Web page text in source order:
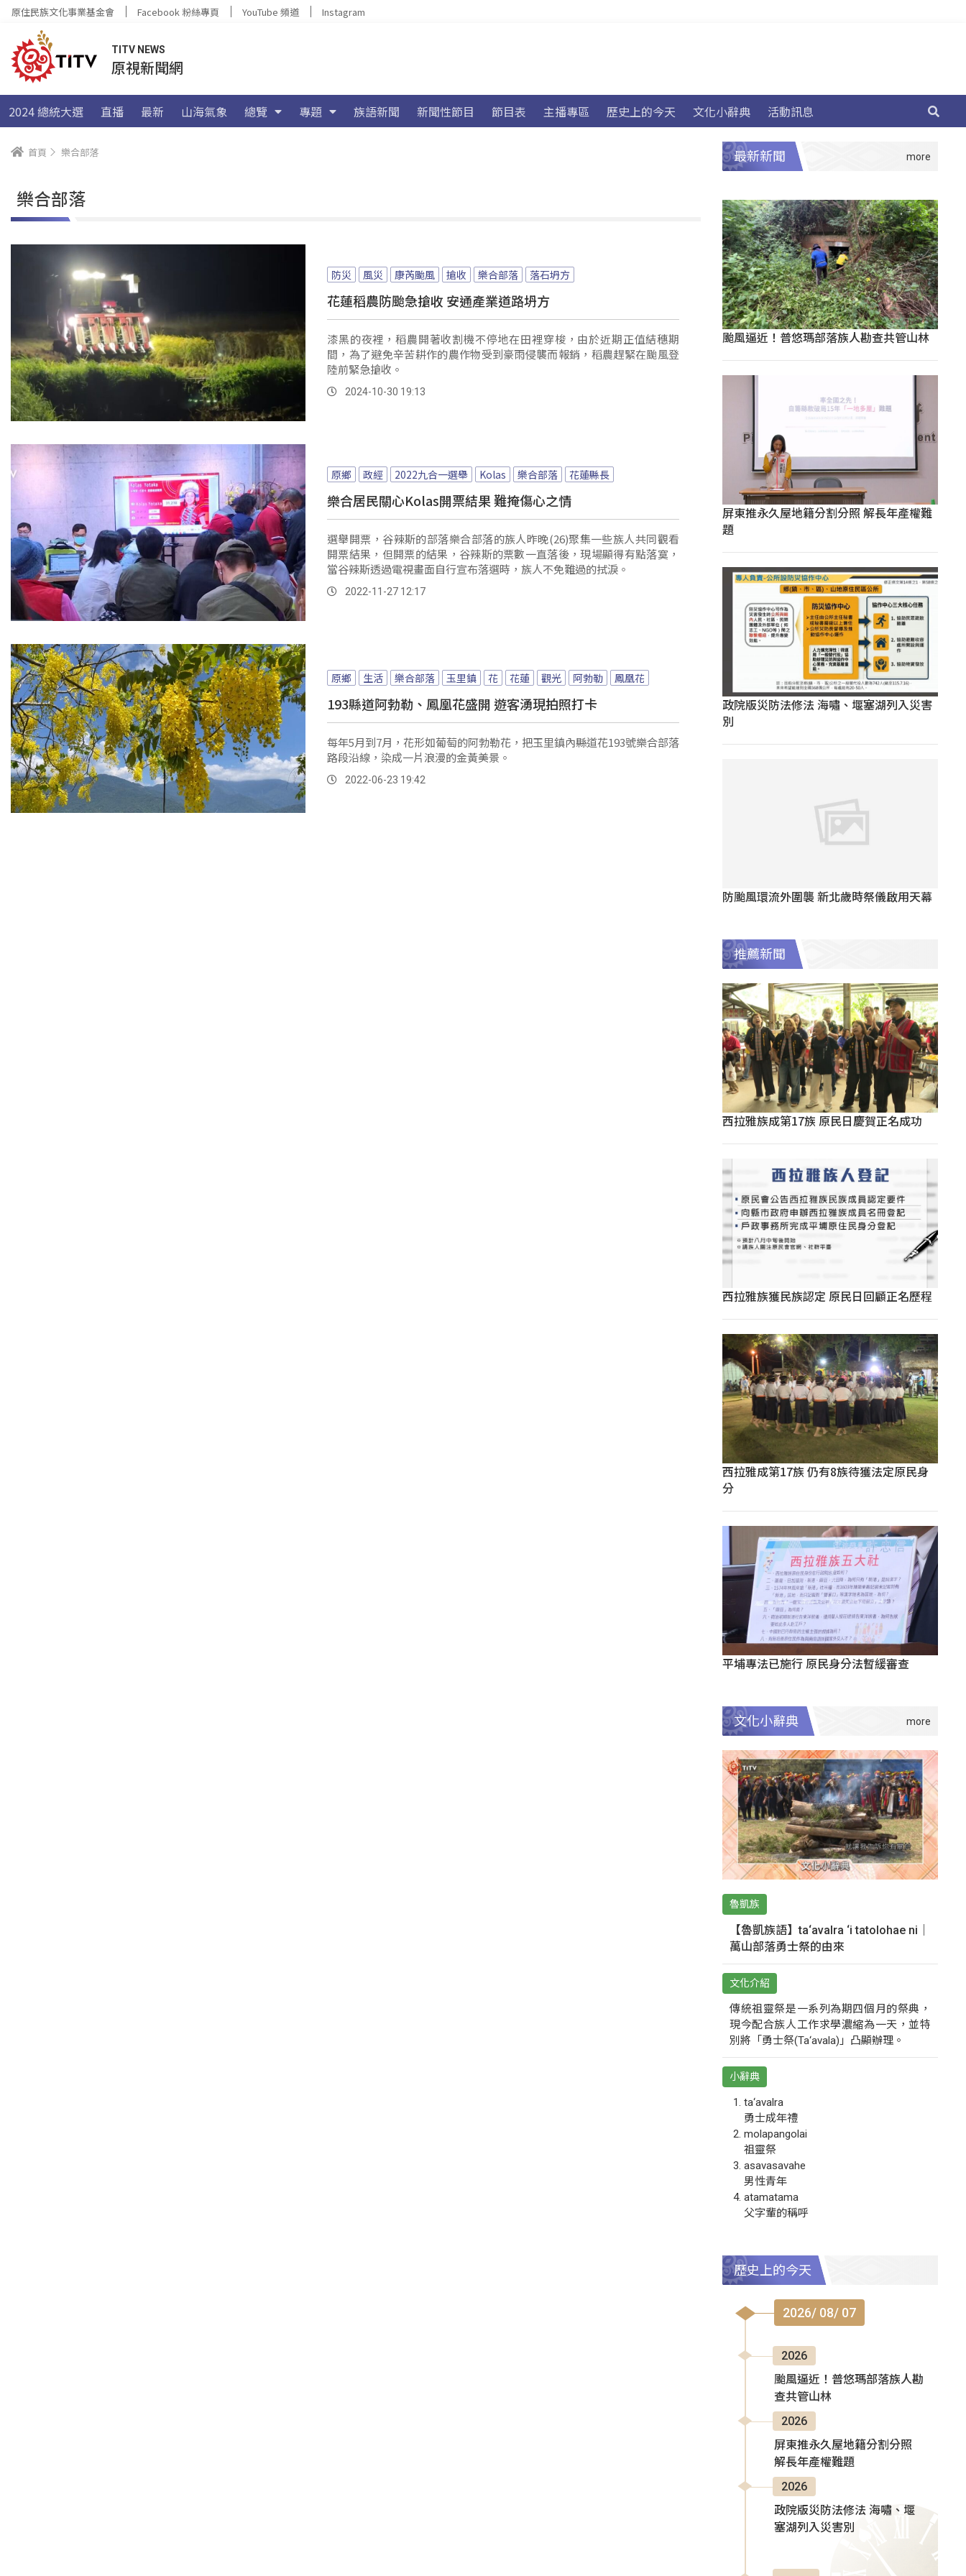
原住民族文化事業基金會 Facebook 粉絲專頁 YouTube 頻道 Instagram
TITV NEWS
原視新聞網
2024 總統大選 直播 最新 山海氣象 總覽 專題 族語新聞 新聞性節目 節目表 主播專區 歷史上的今天 文化小辭典 活動訊息
首頁 樂合部落
樂合部落
防災 風災 康芮颱風 搶收 樂合部落 落石坍方
花蓮稻農防颱急搶收 安通產業道路坍方
漆黑的夜裡，稻農開著收割機不停地在田裡穿梭，由於近期正值結穗期
間，為了避免辛苦耕作的農作物受到豪雨侵襲而報銷，稻農趕緊在颱風登
陸前緊急搶收。
2024-10-30 19:13
原鄉 政經 2022九合一選舉 Kolas 樂合部落 花蓮縣長
樂合居民關心Kolas開票結果 難掩傷心之情
選舉開票，谷辣斯的部落樂合部落的族人昨晚(26)聚集一些族人共同觀看
開票結果，但開票的結果，谷辣斯的票數一直落後，現場顯得有點落寞，
當谷辣斯透過電視畫面自行宣布落選時，族人不免難過的拭淚。
2022-11-27 12:17
原鄉 生活 樂合部落 玉里鎮 花 花蓮 觀光 阿勃勒 鳳凰花
193縣道阿勃勒、鳳凰花盛開 遊客湧現拍照打卡
每年5月到7月，花形如葡萄的阿勃勒花，把玉里鎮內縣道花193號樂合部落
路段沿線，染成一片浪漫的金黃美景。
2022-06-23 19:42
最新新聞
颱風逼近！普悠瑪部落族人勘查共管山林
屏東推永久屋地籍分割分照 解長年產權難
題
政院版災防法修法 海嘯、堰塞湖列入災害
別
防颱風環流外圍襲 新北歲時祭儀啟用天幕
推薦新聞
西拉雅族成第17族 原民日慶賀正名成功
西拉雅族獲民族認定 原民日回顧正名歷程
西拉雅成第17族 仍有8族待獲法定原民身
分
平埔專法已施行 原民身分法暫緩審查
文化小辭典
魯凱族
【魯凱族語】ta‘avalra ‘i tatolohae ni｜
萬山部落勇士祭的由來
文化介紹
傳統祖靈祭是一系列為期四個月的祭典，
現今配合族人工作求學濃縮為一天，並特
別將「勇士祭(Ta‘avala)」凸顯辦理。
小辭典
ta‘avalra
勇士成年禮
molapangolai
祖靈祭
asavasavahe
男性青年
atamatama
父字輩的稱呼
歷史上的今天
2026/ 08/ 07
2026
颱風逼近！普悠瑪部落族人勘
查共管山林
2026
屏東推永久屋地籍分割分照
解長年產權難題
2026
政院版災防法修法 海嘯、堰
塞湖列入災害別